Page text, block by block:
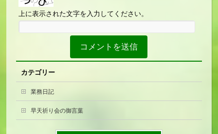
上に表示された文字を入力してください。
カテゴリー
業務日記
早天祈り会の御言葉